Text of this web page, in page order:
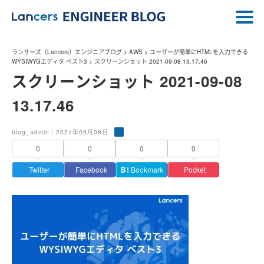
ランサーズ（Lancers）エンジニアブログ > AWS > ユーザーが簡単にHTMLを入力できる
WYSIWYGエディタ ベスト3 > スクリーンショット 2021-09-08 13.17.46
スクリーンショット 2021-09-08
13.17.46
blog_admin｜2021年09月08日
0
Twitter
0
Facebook
0
Ｂ! Bookmark
0
Pocket